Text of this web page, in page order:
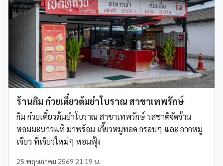
ร้านกิม ก๋วยเตี๋ยวต้มยำโบราณ สาขาเทพรักษ์
กิม ก๋วยเตี๋ยวต้มยำโบราณ สาขาเทพรักษ์ รสชาติจัดจ้าน
หอมมะนาวแท้ มาพร้อม เกี๊ยวหมูทอด กรอบๆ และ กากหมู
เจียว ที่เจียวใหม่ๆ หอมฟุ้ง
25 พฤษภาคม 2569 21:19 น.